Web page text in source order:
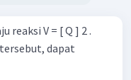
reaksi V = [ Q ] 2 .
dapat